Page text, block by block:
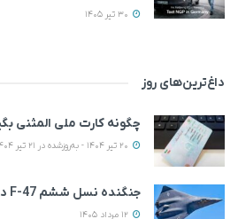
داغ‌ترین‌های روز
چگونه کارت ملی المثنی
جنگنده نسل ششم F-47 در مسیر نخستین پرواز